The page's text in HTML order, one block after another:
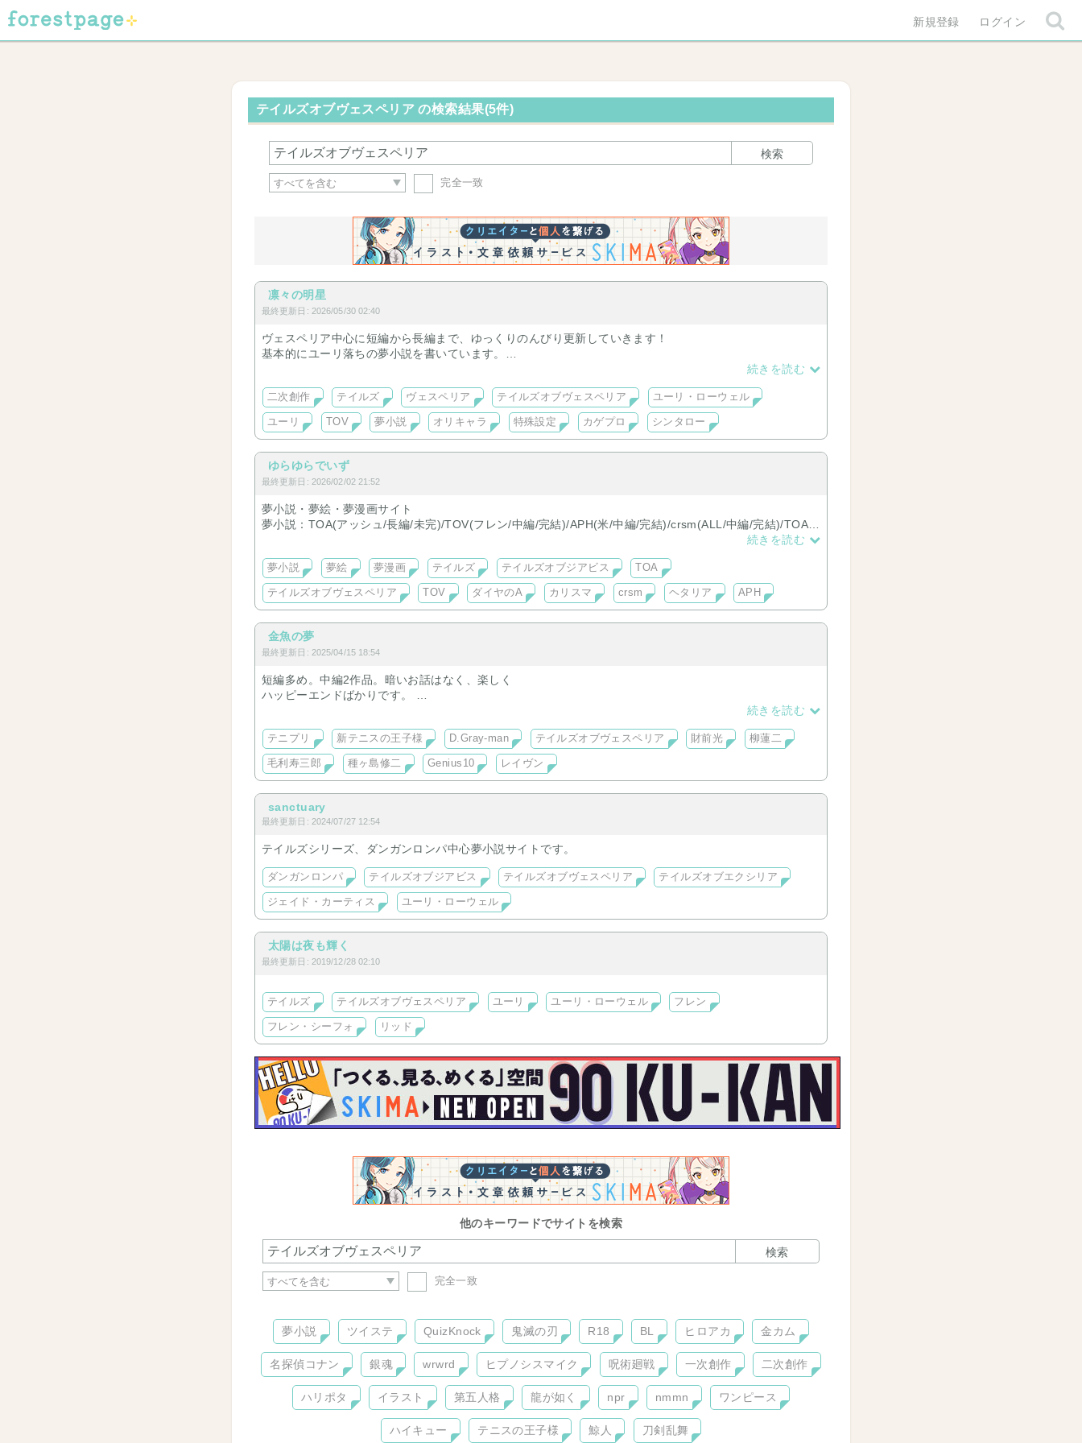
新規登録 ログイン
テイルズオブヴェスペリア の検索結果(5件)
検索
完全一致
凛々の明星
最終更新日: 2026/05/30 02:40
ヴェスペリア中心に短編から長編まで、ゆっくりのんびり更新していきます！
基本的にユーリ落ちの夢小説を書いています。
続きを読む
二次創作 テイルズ ヴェスペリア テイルズオブヴェスペリア ユーリ・ローウェル
ユーリ TOV 夢小説 オリキャラ 特殊設定 カゲプロ シンタロー
ゆらゆらでいず
最終更新日: 2026/02/02 21:52
夢小説・夢絵・夢漫画サイト
夢小説：TOA(アッシュ/長編/未完)/TOV(フレン/中編/完結)/APH(米/中編/完結)/crsm(ALL/中編/完結)/TOAと
夢主≒オリキャラ
続きを読む
夢小説 夢絵 夢漫画 テイルズ テイルズオブジアビス TOA
テイルズオブヴェスペリア TOV ダイヤのA カリスマ crsm ヘタリア APH
金魚の夢
最終更新日: 2025/04/15 18:54
短編多め。中編2作品。暗いお話はなく、楽しく
ハッピーエンドばかりです。
種ヶ島/毛利 多め
続きを読む
テニプリ 新テニスの王子様 D.Gray-man テイルズオブヴェスペリア 財前光 柳蓮二
毛利寿三郎 種ヶ島修二 Genius10 レイヴン
sanctuary
最終更新日: 2024/07/27 12:54
テイルズシリーズ、ダンガンロンパ中心夢小説サイトです。
ダンガンロンパ テイルズオブジアビス テイルズオブヴェスペリア テイルズオブエクシリア
ジェイド・カーティス ユーリ・ローウェル
太陽は夜も輝く
最終更新日: 2019/12/28 02:10
テイルズ テイルズオブヴェスペリア ユーリ ユーリ・ローウェル フレン
フレン・シーフォ リッド
他のキーワードでサイトを検索
検索
完全一致
夢小説 ツイステ QuizKnock 鬼滅の刃 R18 BL ヒロアカ 金カム
名探偵コナン 銀魂 wrwrd ヒプノシスマイク 呪術廻戦 一次創作 二次創作
ハリポタ イラスト 第五人格 龍が如く npr nmmn ワンピース
ハイキュー テニスの王子様 鯨人 刀剣乱舞